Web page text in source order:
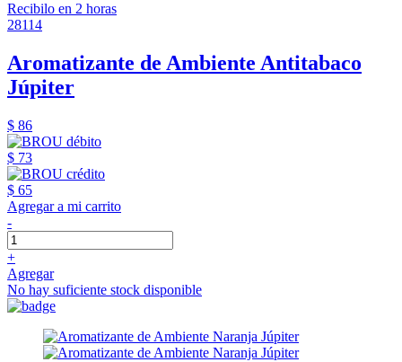
Recibilo en 2 horas
28114
Aromatizante de Ambiente Antitabaco
Júpiter
$ 86
$ 73
$ 65
Agregar a mi carrito
-
+
Agregar
No hay suficiente stock disponible